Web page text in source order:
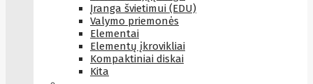
Įranga švietimui (EDU)
Valymo priemonės
Elementai
Elementų įkrovikliai
Kompaktiniai diskai
Kita